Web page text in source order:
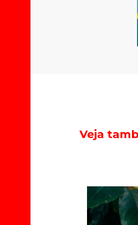
Veja